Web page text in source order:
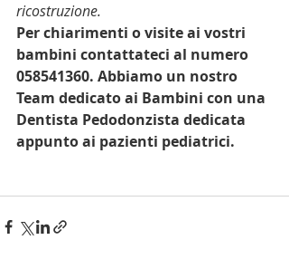
ricostruzione.
Per chiarimenti o visite ai vostri
bambini contattateci al numero
058541360. Abbiamo un nostro
Team dedicato ai Bambini con una
Dentista Pedodonzista dedicata
appunto ai pazienti pediatrici.